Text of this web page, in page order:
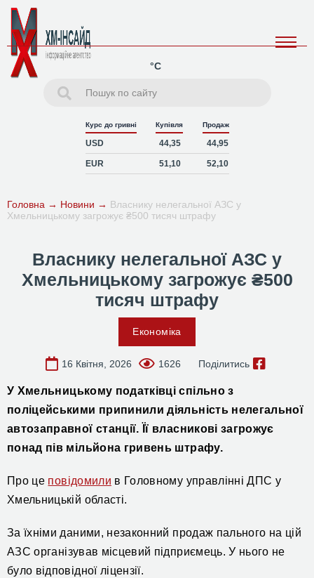
°C
Курс до гривні Купівля Продаж
USD 44,35 44,95
EUR 51,10 52,10
Головна → Новини → Власнику нелегальної АЗС у
Хмельницькому загрожує ₴500 тисяч штрафу
Власнику нелегальної АЗС у
Хмельницькому загрожує ₴500
тисяч штрафу
Економіка
16 Квітня, 2026 1626 Поділитись
У Хмельницькому податківці спільно з
поліцейськими припинили діяльність нелегальної
автозаправної станції. Її власникові загрожує
понад пів мільйона гривень штрафу.
Про це повідомили в Головному управлінні ДПС у
Хмельницькій області.
За їхніми даними, незаконний продаж пального на цій
АЗСорганізував місцевий підприємець. У нього не
було відповідної ліцензії.